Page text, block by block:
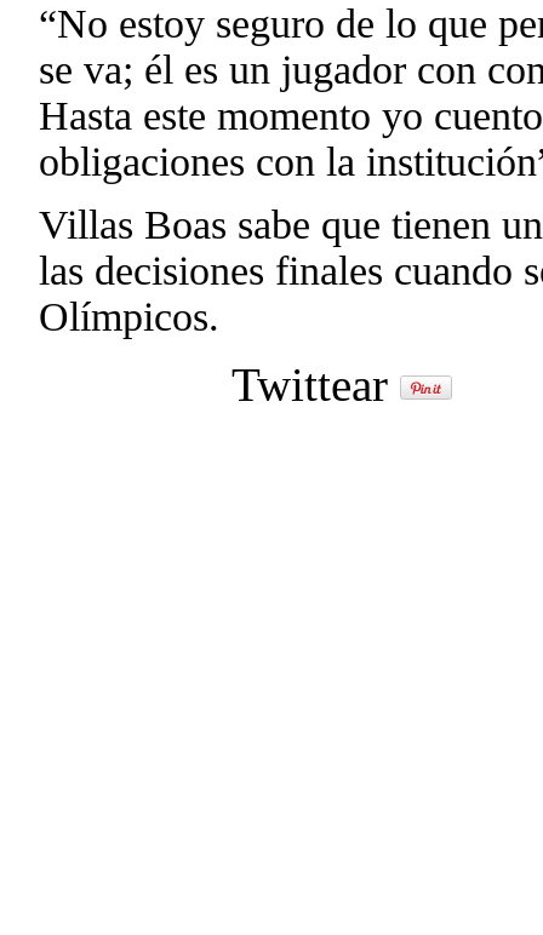
“No estoy seguro de lo que
se va; él es un jugador con
Hasta este momento yo
obligaciones con la
Villas Boas sabe que tienen
las decisiones finales cuando
Olímpicos.
Twittear